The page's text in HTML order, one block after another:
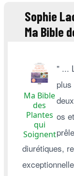
Sophie
Ma Bible
Ma Bible
des
Plantes
qui
Soignent
" ...
os
diurétiques,